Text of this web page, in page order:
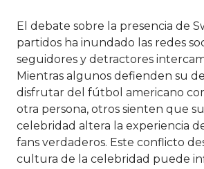
El debate sobre la presencia de
partidos ha inundado las redes
seguidores y detractores
Mientras algunos defienden su
disfrutar del fútbol americano
otra persona, otros sienten que
celebridad altera la experiencia
fans verdaderos. Este conflicto
cultura de la celebridad puede